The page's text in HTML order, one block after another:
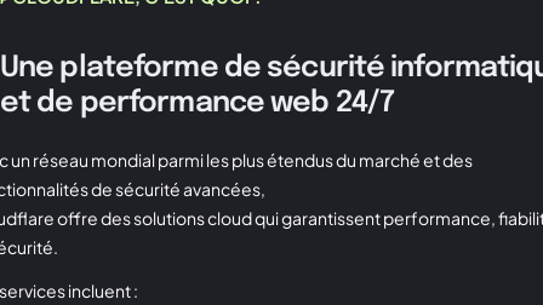
Une plateforme de sécurité
et de performance web 24/7
un réseau mondial parmi les plus étendus du marché et des
de sécurité avancées,
offre des solutions cloud qui garantissent performance,
incluent :